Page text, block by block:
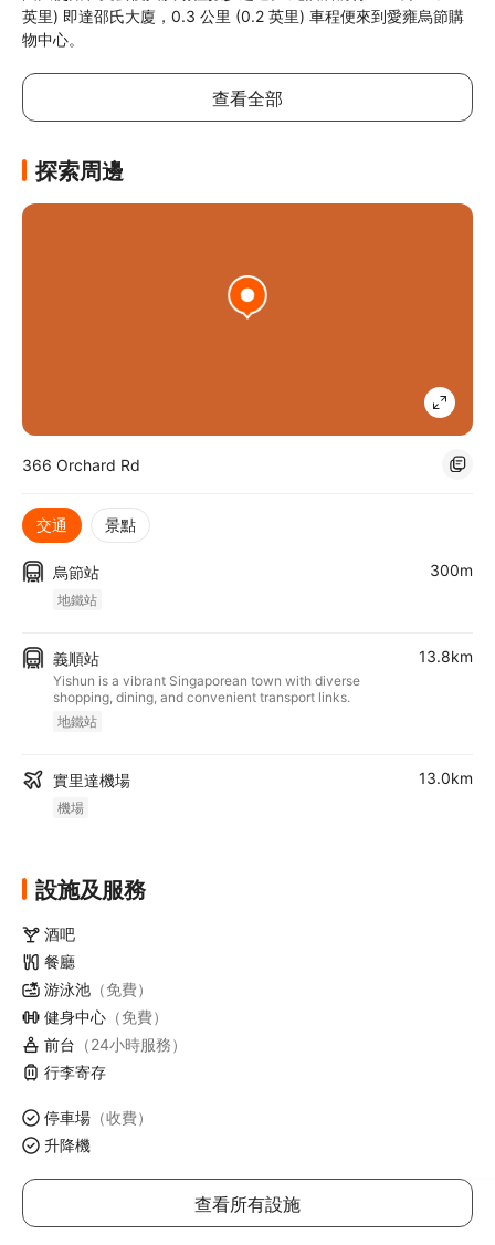
英里) 即達邵氏大廈，0.3 公里 (0.2 英里) 車程便來到愛雍烏節購
物中心。
查看全部
探索周邊
366 Orchard Rd
交通 景點
烏節站
地鐵站
300m
義順站
Yishun is a vibrant Singaporean town with diverse
shopping, dining, and convenient transport links.
地鐵站
13.8km
實里達機場
機場
13.0km
設施及服務
酒吧
餐廳
游泳池 （免費）
健身中心 （免費）
前台 （24小時服務）
行李寄存
停車場 （收費）
升降機
查看所有設施